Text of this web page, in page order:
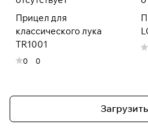
Прицел для
классического лука
TR1001
0 0